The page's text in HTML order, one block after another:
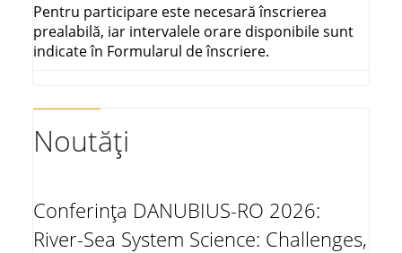
Pentru participare este necesară înscrierea
prealabilă, iar intervalele orare disponibile sunt
indicate în Formularul de înscriere.
Noutăți
Conferința DANUBIUS-RO 2026:
River-Sea System Science: Challenges,